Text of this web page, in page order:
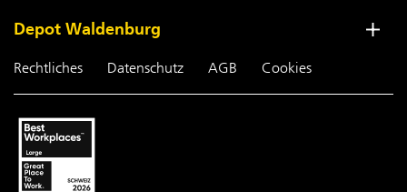
Depot Waldenburg
Rechtliches Datenschutz AGB Cookies